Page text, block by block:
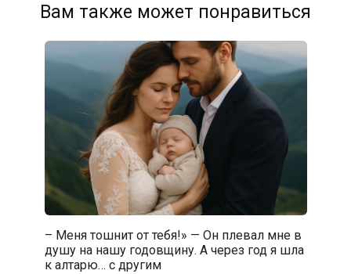
Вам также может понравиться
– Меня тошнит от тебя!» — Он плевал мне в
душу на нашу годовщину. А через год я шла
к алтарю… с другим